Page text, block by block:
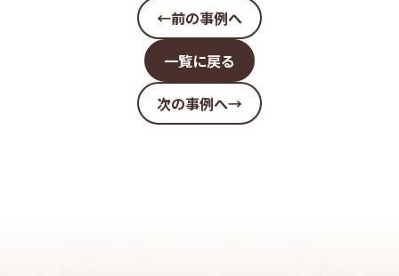
←前の事例へ
次の事例へ→
一覧に戻る